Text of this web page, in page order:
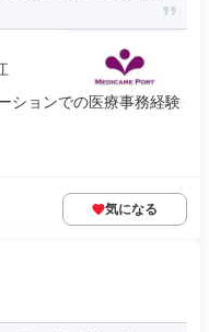
ションでの医療事務経験
気になる